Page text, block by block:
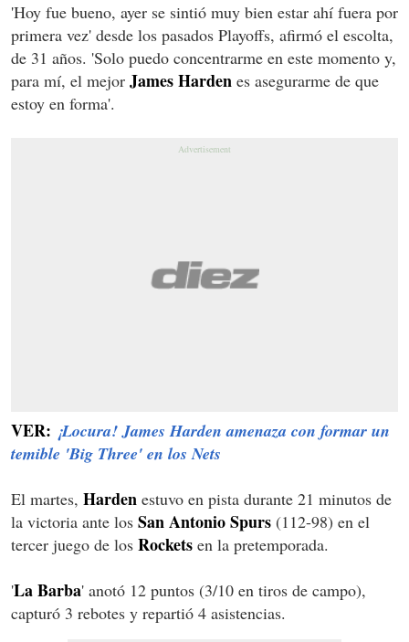
'Hoy fue bueno, ayer se sintió muy bien estar ahí fuera por
primera vez' desde los pasados Playoffs, afirmó el escolta,
de 31 años. 'Solo puedo concentrarme en este momento y,
para mí, el mejor James Harden es asegurarme de que
estoy en forma'.
VER: ¡Locura! James Harden amenaza con formar un
temible 'Big Three' en los Nets
El martes, Harden estuvo en pista durante 21 minutos de
la victoria ante los San Antonio Spurs (112-98) en el
tercer juego de los Rockets en la pretemporada.
'La Barba' anotó 12 puntos (3/10 en tiros de campo),
capturó 3 rebotes y repartió 4 asistencias.